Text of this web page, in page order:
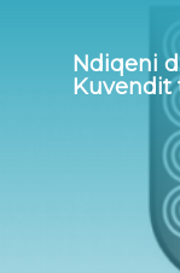
Ndiqeni
Kuvendit